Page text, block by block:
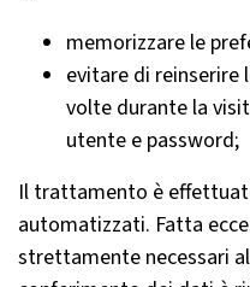
memorizzare le
evitare di reinserire
volte durante la
utente e password;
Il trattamento è
automatizzati. Fatta
strettamente necessari